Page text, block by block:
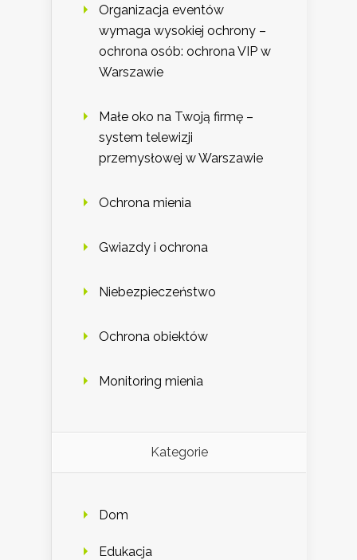
Organizacja eventów
wymaga wysokiej ochrony –
ochrona osób: ochrona VIP w
Warszawie
Małe oko na Twoją firmę –
system telewizji
przemysłowej w Warszawie
Ochrona mienia
Gwiazdy i ochrona
Niebezpieczeństwo
Ochrona obiektów
Monitoring mienia
Kategorie
Dom
Edukacja